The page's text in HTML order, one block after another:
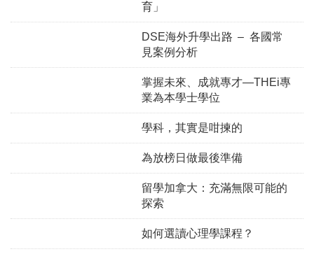
育」
DSE海外升學出路 – 各國常
見案例分析
掌握未來、成就專才—THEi專
業為本學士學位
學科，其實是咁揀的
為放榜日做最後準備
留學加拿大：充滿無限可能的
探索
如何選讀心理學課程？